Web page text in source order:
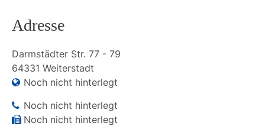
Adresse
Darmstädter Str. 77 - 79
64331 Weiterstadt
Noch nicht hinterlegt
Noch nicht hinterlegt
Noch nicht hinterlegt